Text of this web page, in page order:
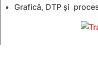
Grafică, DTP și